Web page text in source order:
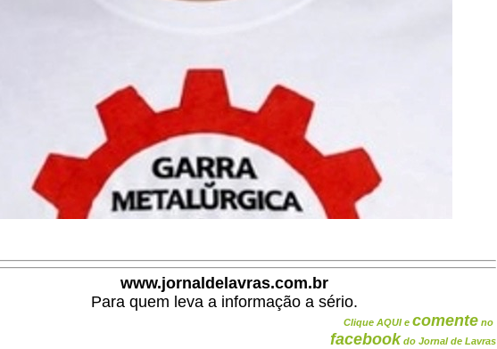
www.jornaldelavras.com.br
Para quem leva a informação a sério.
Clique AQUI e comente no
facebook do Jornal de Lavras